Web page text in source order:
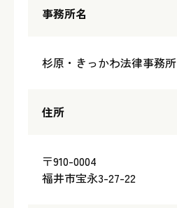
事務所名
杉原・きっかわ法律事務所
住所
〒910-0004
福井市宝永3-27-22